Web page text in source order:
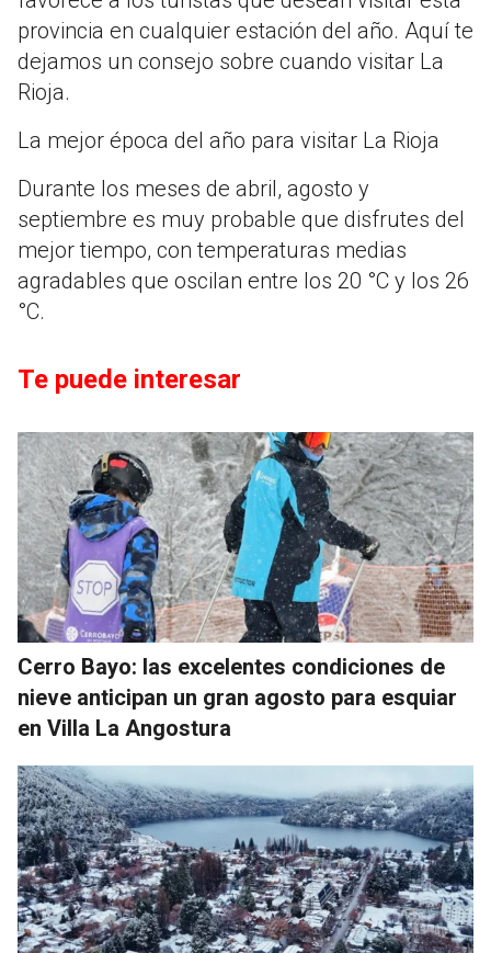
provincia en cualquier estación del año. Aquí te
dejamos un consejo sobre cuando visitar La
Rioja.
La mejor época del año para visitar La Rioja
Durante los meses de abril, agosto y
septiembre es muy probable que disfrutes del
mejor tiempo, con temperaturas medias
agradables que oscilan entre los 20 °C y los 26
°C.
Te puede interesar
Cerro Bayo: las excelentes condiciones de
nieve anticipan un gran agosto para esquiar
en Villa La Angostura